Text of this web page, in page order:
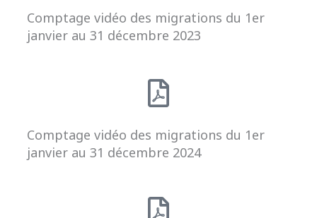
Comptage vidéo des migrations du 1er
janvier au 31 décembre 2023
Comptage vidéo des migrations du 1er
janvier au 31 décembre 2024